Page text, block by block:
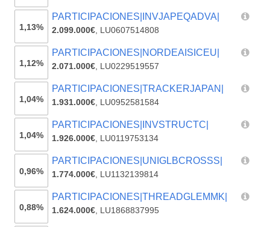
1,13%
PARTICIPACIONES|INVJAPEQADVA|
2.099.000€, LU0607514808
1,12%
PARTICIPACIONES|NORDEAISICEU|
2.071.000€, LU0229519557
1,04%
PARTICIPACIONES|TRACKERJAPAN|
1.931.000€, LU0952581584
1,04%
PARTICIPACIONES|INVSTRUCTC|
1.926.000€, LU0119753134
0,96%
PARTICIPACIONES|UNIGLBCROSSS|
1.774.000€, LU1132139814
0,88%
PARTICIPACIONES|THREADGLEMMK|
1.624.000€, LU1868837995